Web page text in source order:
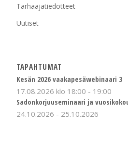
Tarhaajatiedotteet
Uutiset
TAPAHTUMAT
Kesän 2026 vaakapesäwebinaari 3
17.08.2026 klo 18:00 - 19:00
Sadonkorjuuseminaari ja
24.10.2026 - 25.10.2026